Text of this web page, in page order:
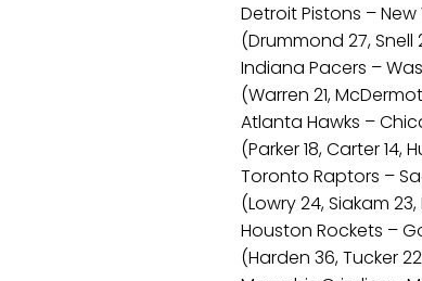
Detroit Pistons – New
(Drummond 27, Snell
Indiana Pacers –
(Warren 21,
Atlanta Hawks –
(Parker 18, Carter 14,
Toronto Raptors –
(Lowry 24, Siakam
Houston Rockets –
(Harden 36, Tucker